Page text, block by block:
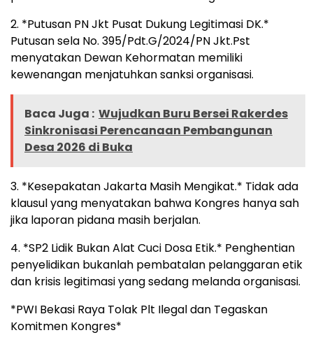
2. *Putusan PN Jkt Pusat Dukung Legitimasi DK.*
Putusan sela No. 395/Pdt.G/2024/PN Jkt.Pst
menyatakan Dewan Kehormatan memiliki
kewenangan menjatuhkan sanksi organisasi.
Baca Juga : Wujudkan Buru Bersei Rakerdes
Sinkronisasi Perencanaan Pembangunan
Desa 2026 di Buka
3. *Kesepakatan Jakarta Masih Mengikat.* Tidak ada
klausul yang menyatakan bahwa Kongres hanya sah
jika laporan pidana masih berjalan.
4. *SP2 Lidik Bukan Alat Cuci Dosa Etik.* Penghentian
penyelidikan bukanlah pembatalan pelanggaran etik
dan krisis legitimasi yang sedang melanda organisasi.
*PWI Bekasi Raya Tolak Plt Ilegal dan Tegaskan
Komitmen Kongres*